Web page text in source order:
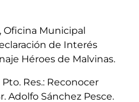
Oficina Municipal
de Interés
Héroes de Malvinas.
Pto. Res.: Reconocer
Adolfo Sánchez Pesce.